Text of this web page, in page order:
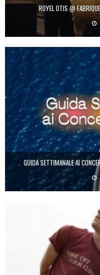
ROYEL OTIS @
GUIDA SETTIMANALE AI